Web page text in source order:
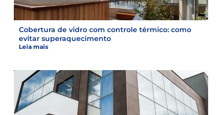
Cobertura de vidro com controle térmico: como
evitar superaquecimento
Leia mais